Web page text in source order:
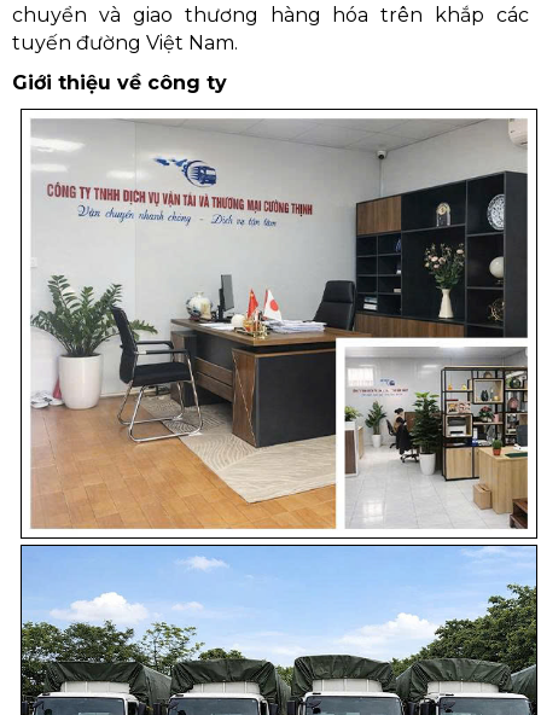
chuyển và giao thương hàng hóa trên khắp các
tuyến đường Việt Nam.
Giới thiệu về công ty